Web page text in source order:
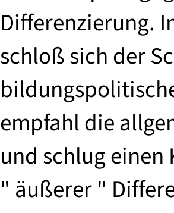
Differenzierung.
schloß sich der
empfahl die
und schlug
" äußerer "